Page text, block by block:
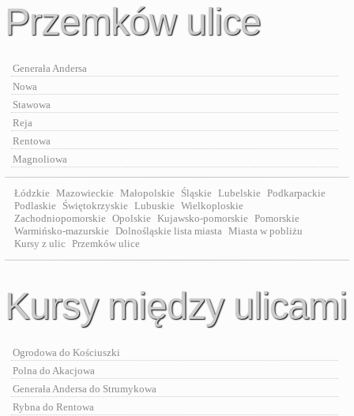
Przemków ulice
Generała Andersa
Nowa
Stawowa
Reja
Rentowa
Magnoliowa
Łódzkie Mazowieckie Małopolskie Śląskie Lubelskie Podkarpackie
Podlaskie Świętokrzyskie Lubuskie Wielkoploskie
Zachodniopomorskie Opolskie Kujawsko-pomorskie Pomorskie
Warmińsko-mazurskie Dolnośląskie lista miasta Miasta w pobliżu
Kursy z ulic Przemków ulice
Kursy między ulicami
Ogrodowa do Kościuszki
Polna do Akacjowa
Generała Andersa do Strumykowa
Rybna do Rentowa